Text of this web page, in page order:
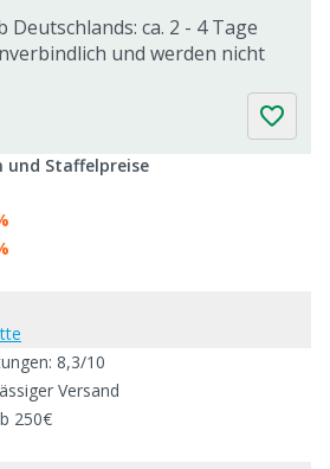
ca. 2 - 4 Tage
und werden nicht
und Staffelpreise
8,3/10
Versand
250€